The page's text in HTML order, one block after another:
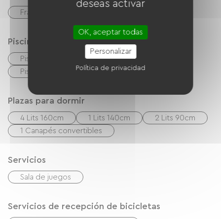
Français
Piscina
Piscina privada
Piscina colectiva
Piscina al aire libre
Plazas para dormir
4 Lits 160cm 1 Lits 140cm
2 Lits 90cm
1 Canapés convertibles
Servicios
Sala de juegos
Servicios de recepción de bicicletas
deseas activar
OK, aceptar todas
Personalizar
Política de privacidad